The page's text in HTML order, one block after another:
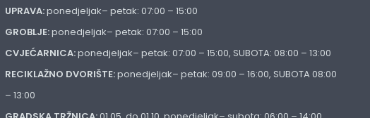
UPRAVA:ponedjeljak– petak: 07:00 – 15:00
GROBLJE:ponedjeljak– petak: 07:00 – 15:00
CVJEĆARNICA:ponedjeljak– petak: 07:00 – 15:00, SUBOTA: 08:00 – 13:00
RECIKLAŽNO DVORIŠTE:ponedjeljak– petak: 09:00 – 16:00, SUBOTA 08:00
– 13:00